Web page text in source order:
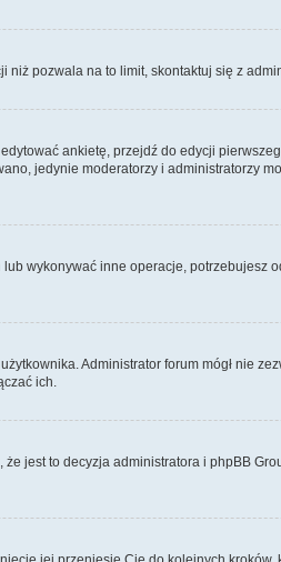
niż pozwala na to limit, skontaktuj się z
ankietę, przejdź do edycji
jedynie moderatorzy i administratorzy
wykonywać inne operacje,
Administrator forum mógł nie
ich.
jest to decyzja administratora i phpBB